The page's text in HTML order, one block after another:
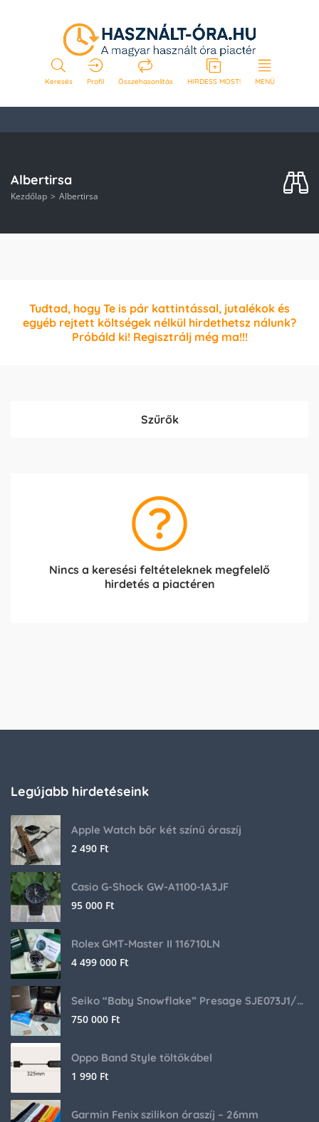
Keresés Profil Összehasonlítás HIRDESS MOST! MENÜ
Albertirsa
Kezdőlap Albertirsa
Tudtad, hogy Te is pár kattintással, jutalékok és
egyéb rejtett költségek nélkül hirdethetsz nálunk?
Próbáld ki! Regisztrálj még ma!!!
Szűrők
Nincs a keresési feltételeknek megfelelő
hirdetés a piactéren
Legújabb hirdetéseink
Apple Watch bőr két színű óraszíj
2 490 Ft
Casio G-Shock GW-A1100-1A3JF
95 000 Ft
Rolex GMT-Master II 116710LN
4 499 000 Ft
Seiko “Baby Snowflake” Presage SJE073J1/SARA015 Limited Edition
750 000 Ft
Oppo Band Style töltőkábel
1 990 Ft
Garmin Fenix szilikon óraszíj – 26mm